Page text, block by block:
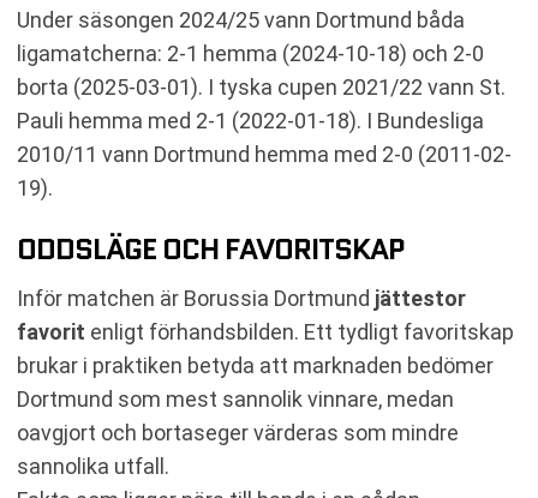
Under säsongen 2024/25 vann Dortmund båda
ligamatcherna: 2-1 hemma (2024-10-18) och 2-0
borta (2025-03-01). I tyska cupen 2021/22 vann St.
Pauli hemma med 2-1 (2022-01-18). I Bundesliga
2010/11 vann Dortmund hemma med 2-0 (2011-02-
19).
ODDSLÄGE OCH FAVORITSKAP
Inför matchen är Borussia Dortmund jättestor
favorit enligt förhandsbilden. Ett tydligt favoritskap
brukar i praktiken betyda att marknaden bedömer
Dortmund som mest sannolik vinnare, medan
oavgjort och bortaseger värderas som mindre
sannolika utfall.